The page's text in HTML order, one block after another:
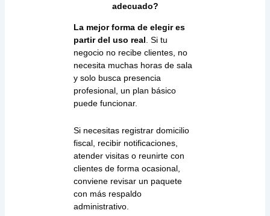
adecuado?
La mejor forma de elegir es
partir del uso real . Si tu
negocio no recibe clientes, no
necesita muchas horas de sala
y solo busca presencia
profesional, un plan básico
puede funcionar.
Si necesitas registrar domicilio
fiscal, recibir notificaciones,
atender visitas o reunirte con
clientes de forma ocasional,
conviene revisar un paquete
con más respaldo
administrativo.